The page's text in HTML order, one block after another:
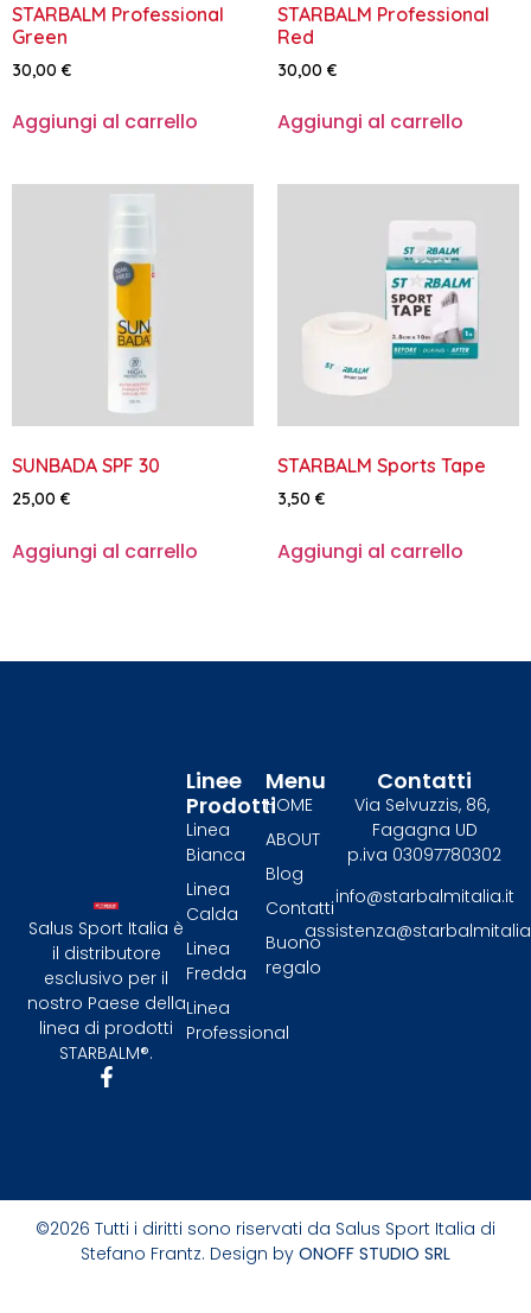
STARBALM Professional
Green
30,00 €
Aggiungi al carrello
STARBALM Professional
Red
30,00 €
Aggiungi al carrello
SUNBADA SPF 30
25,00 €
Aggiungi al carrello
STARBALM Sports Tape
3,50 €
Aggiungi al carrello
Salus Sport Italia è
il distributore
esclusivo per il
nostro Paese della
linea di prodotti
STARBALM®.​
Menu
HOME
ABOUT
Blog
Contatti
Buono
regalo
Linee
Prodotti
Linea
Bianca
Linea
Calda
Linea
Fredda
Linea
Professional
Contatti
Via Selvuzzis, 86,
Fagagna UD
p.iva 03097780302
info@starbalmitalia.it
©2026 Tutti i diritti sono riservati da Salus Sport Italia di
Stefano Frantz. Design by ONOFF STUDIO SRL